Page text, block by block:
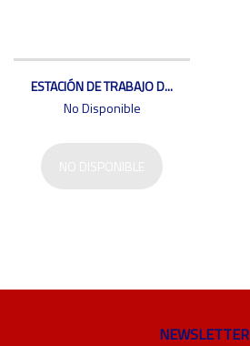
ESTACIÓN DE TRABAJO D...
No Disponible
NEWSLETTER